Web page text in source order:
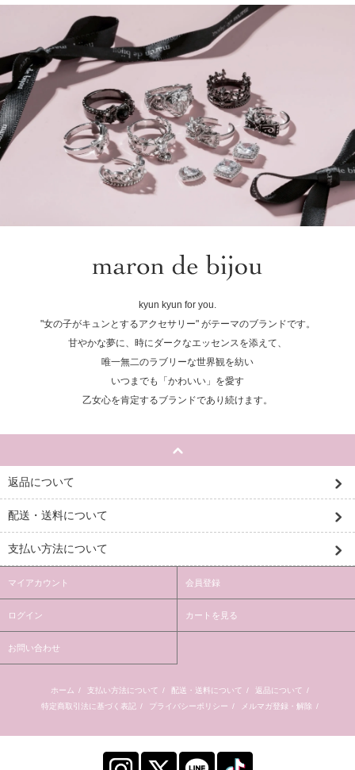
kyun kyun for you.
"女の子がキュンとするアクセサリー" がテーマのブランドです。
甘やかな夢に、時にダークなエッセンスを添えて、
唯一無二のラブリーな世界観を紡い
いつまでも「かわいい」を愛す
乙女心を肯定するブランドであり続けます。
返品について
配送・送料について
支払い方法について
マイアカウント 会員登録
ログイン カートを見る
お問い合わせ
ホーム / 支払い方法について / 配送・送料について / 返品について /
特定商取引法に基づく表記 / プライバシーポリシー / メルマガ登録・解除 /